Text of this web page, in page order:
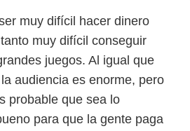
muy difícil hacer dinero
muy difícil conseguir
juegos. Al igual que
audiencia es enorme, pero
probable que sea lo
para que la gente paga